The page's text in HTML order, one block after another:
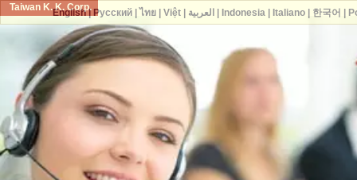
Taiwan K. K. Corp.
English| Русский| ไทย| Việt| العربية Indonesia| Italiano| 한국어